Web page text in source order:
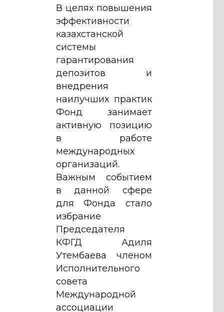
В целях повышения
эффективности
казахстанской
системы
гарантирования
депозитов и
внедрения
наилучших практик
Фонд занимает
активную позицию
в работе
международных
организаций.
Важным событием
в данной сфере
для Фонда стало
избрание
Председателя
КФГД Адиля
Утембаева членом
Исполнительного
совета
Международной
ассоциации